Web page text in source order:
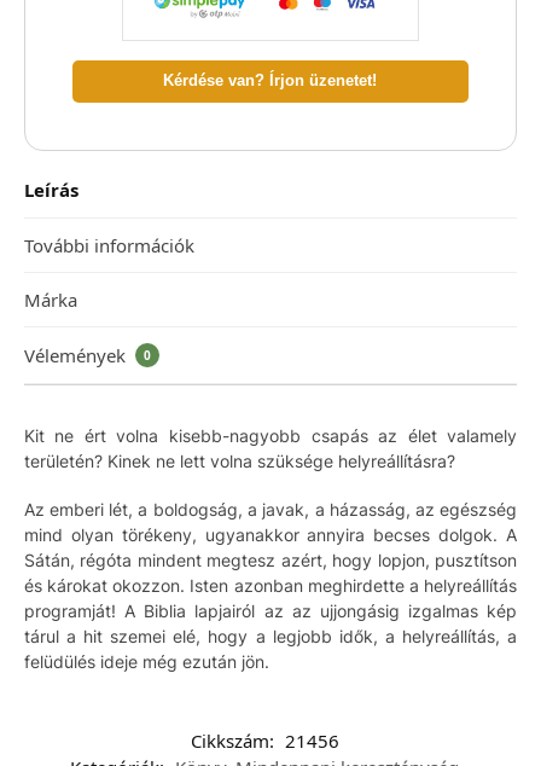
Kérdése van? Írjon üzenetet!
Leírás
További információk
Márka
Vélemények 0
Kit ne ért volna kisebb-nagyobb csapás az élet valamely
területén? Kinek ne lett volna szüksége helyreállításra?
Az emberi lét, a boldogság, a javak, a házasság, az egészség
mind olyan törékeny, ugyanakkor annyira becses dolgok. A
Sátán, régóta mindent megtesz azért, hogy lopjon, pusztítson
és károkat okozzon. Isten azonban meghirdette a helyreállítás
programját! A Biblia lapjairól az az ujjongásig izgalmas kép
tárul a hit szemei elé, hogy a legjobb idők, a helyreállítás, a
felüdülés ideje még ezután jön.
Cikkszám: 21456